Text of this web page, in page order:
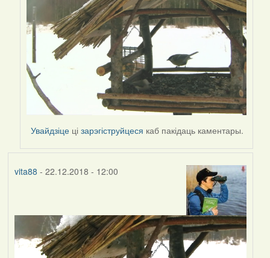
Увайдзіце цізарэгіструйцеся каб пакідаць каментары.
vita88 - 22.12.2018 - 12:00